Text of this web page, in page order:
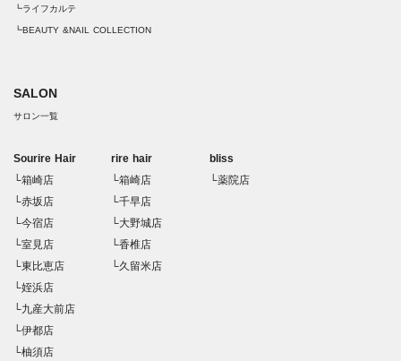
┗ライフカルテ
┗BEAUTY &NAIL COLLECTION
SALON
サロン一覧
Sourire Hair
└箱崎店
└赤坂店
└今宿店
└室見店
└東比恵店
└姪浜店
└九産大前店
└伊都店
└柚須店
rire hair
└箱崎店
└千早店
└大野城店
└香椎店
└久留米店
bliss
└薬院店